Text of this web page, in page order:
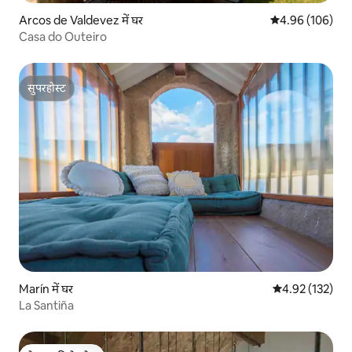
Arcos de Valdevez में घर औसत रेटिंग 5 में से
4.96 (106)
Casa do Outeiro
सुपरहोस्ट
सुपरहोस्ट
Marín में घर औसत रेटिंग 5 में से
4.92 (132)
La Santiña